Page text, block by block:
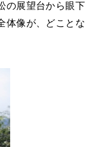
の展望台から眼下
体像が、どことな